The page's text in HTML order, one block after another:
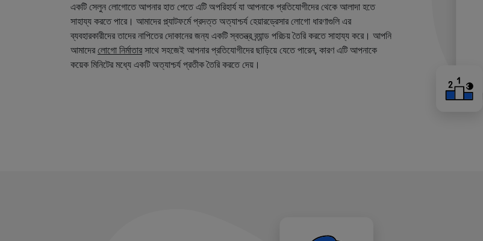
একটি সেলুন লোগোতে আপনার হাত পেতে এটি অপরিহার্য যা আপনাকে প্রতিযোগীদের থেকে আলাদা হতে
সাহায্য করতে পারে। আমাদের প্ল্যাটফর্মে প্রদত্ত অত্যাশ্চর্য হেয়ারড্রেসার লোগো ধারণাগুলি এর
ব্যবহারকারীদের তাদের নাপিতের দোকানের জন্য একটি স্বতন্ত্র ব্র্যান্ড পরিচয় তৈরি করতে সাহায্য করে। আপনি
আমাদেরলোগো নির্মাতারসাথে সহজেই আপনার প্রতিযোগীদের ছাড়িয়ে যেতে পারেন, কারণ এটি আপনাকে
কয়েক মিনিটের মধ্যে একটি অত্যাশ্চর্য প্রতীক তৈরি করতে দেয়।